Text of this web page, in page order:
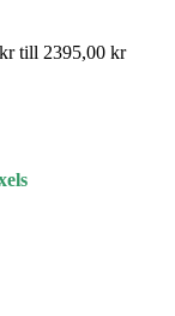
till 2395,00 kr